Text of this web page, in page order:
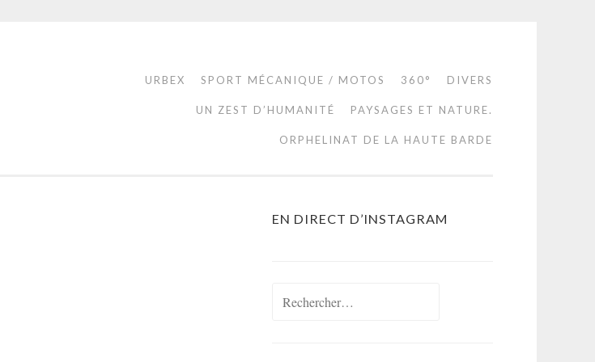
URBEX SPORT MÉCANIQUE / MOTOS 360° DIVERS
UN ZEST D’HUMANITÉ PAYSAGES ET NATURE.
ORPHELINAT DE LA HAUTE BARDE
EN DIRECT D’INSTAGRAM